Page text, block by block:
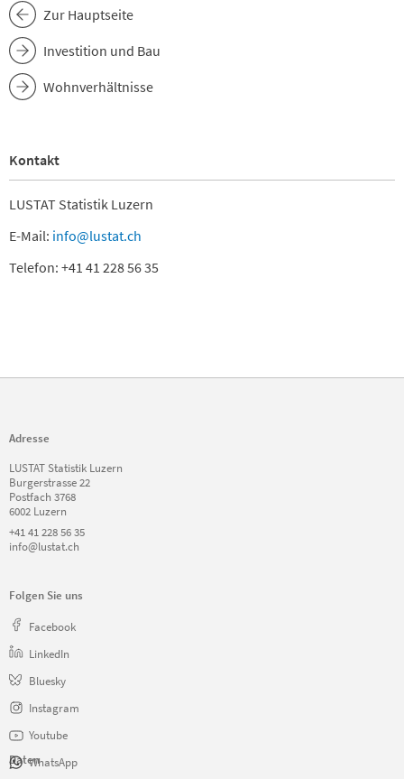
Zur Hauptseite
Investition und Bau
Wohnverhältnisse
Kontakt
LUSTAT Statistik Luzern
E-Mail: info@lustat.ch
Telefon: +41 41 228 56 35
Adresse
LUSTAT Statistik Luzern
Burgerstrasse 22
Postfach 3768
6002 Luzern
+41 41 228 56 35
info@lustat.ch
Folgen Sie uns
Facebook
LinkedIn
Bluesky
Instagram
Youtube
WhatsApp
Daten